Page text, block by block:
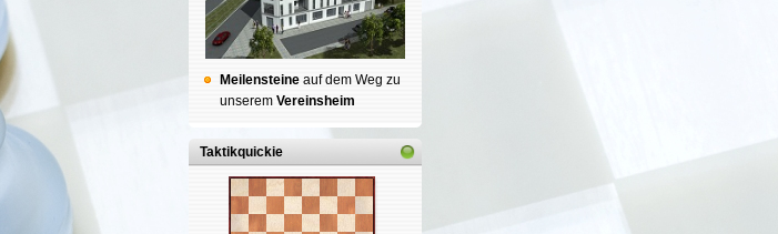
Mei­len­stei­ne auf dem Weg zu
un­se­rem Ver­eins­heim
Taktikquickie